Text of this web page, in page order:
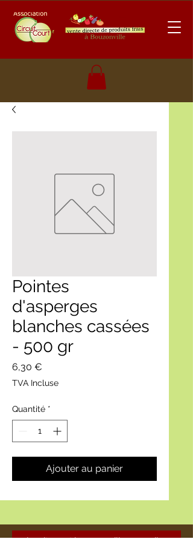
Pointes
d'asperges
blanches cassées
- 500 gr
6,30 €
TVA Incluse
Quantité *
Ajouter au panier